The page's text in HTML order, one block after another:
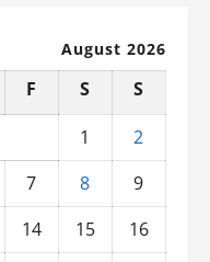
August 2026
F S
S
1
2
7 8
9
14 15
16